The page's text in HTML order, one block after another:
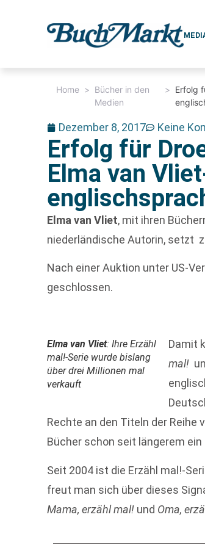
Home > Bücher in den
Medien
> Erfolg
Dezember 8, 2017 Keine
Erfolg für
Elma van
Elma van Vliet, mit ihren
niederländische Autorin, setzt
Nach einer Auktion unter US-
geschlossen.
Elma van Vliet: Ihre Erzähl
mal!-Serie wurde bislang
über drei Millionen mal
verkauft
Damit
mal!
Rechte an den Titeln der Reihe
Bücher schon seit längerem ein
Seit 2004 ist die Erzähl mal!-
freut man sich über dieses
Mama, erzähl mal! und Oma,